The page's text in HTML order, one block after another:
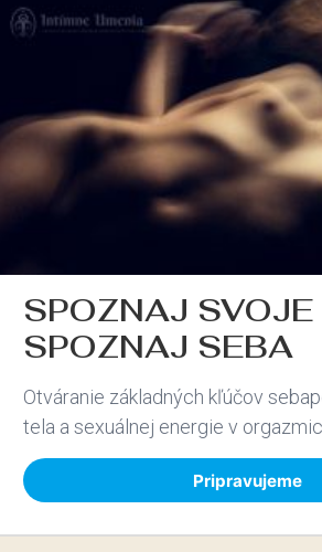
SPOZNAJ SVOJE
SPOZNAJ SEBA
Otváranie základných kľúčov
tela a sexuálnej energie v
Pripravujeme